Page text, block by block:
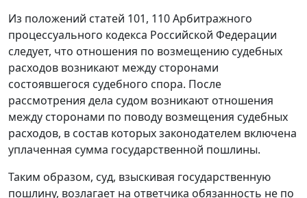
Из положений статей 101, 110Арбитражного
процессуального кодекса Российской Федерации
следует, что отношения по возмещению судебных
расходов возникают между сторонами
состоявшегося судебного спора. После
рассмотрения дела судом возникают отношения
между сторонами по поводу возмещения судебных
расходов, в состав которых законодателем включена
уплаченная сумма государственной пошлины.
Таким образом, суд, взыскивая государственную
пошлину, возлагает на ответчика обязанность не по